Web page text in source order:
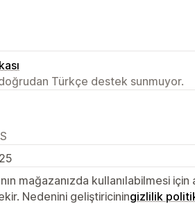
Türkçe destek sunmuyor.
mağazanızda kullanılabilmesi
Nedenini geliştiriciningizlilik